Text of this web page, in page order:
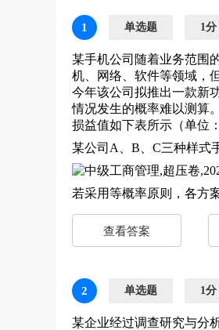
1 单选题 1分
某手机公司随着业务范围
机、网络、软件等领域，
今年该公司拟推出一款新
情况发生的概率难以测算
损益值如下表所示（单位
某公司A、B、C三种样式
若采用等概率原则，各方
查看答案
2 单选题 1分
某企业经过调查研究与分